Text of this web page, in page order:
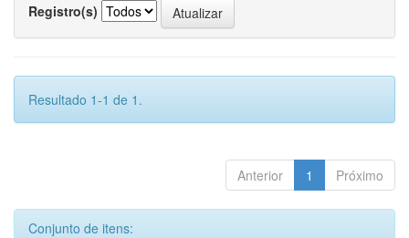
Registro(s)
Resultado 1-1 de 1.
Anterior 1 Próximo
Conjunto de itens: